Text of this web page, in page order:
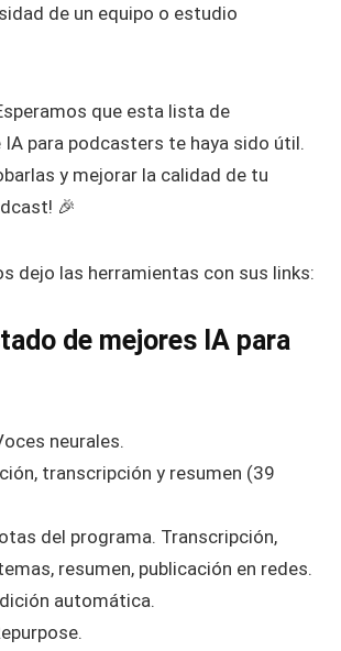
de un equipo o estudio
que esta lista de
para podcasters te haya sido útil.
y mejorar la calidad de tu
🎉
dejo las herramientas con sus links:
de mejores IA para
neurales.
transcripción y resumen (39
del programa. Transcripción,
resumen, publicación en redes.
automática.